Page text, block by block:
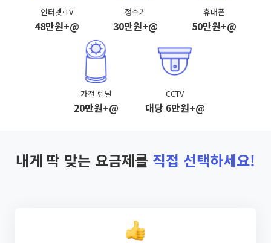
인터넷·TV
48만원+@
정수기
30만원+@
휴대폰
50만원+@
가전 렌탈
20만원+@
CCTV
대당 6만원+@
내게 딱 맞는 요금제를 직접 선택하세요!